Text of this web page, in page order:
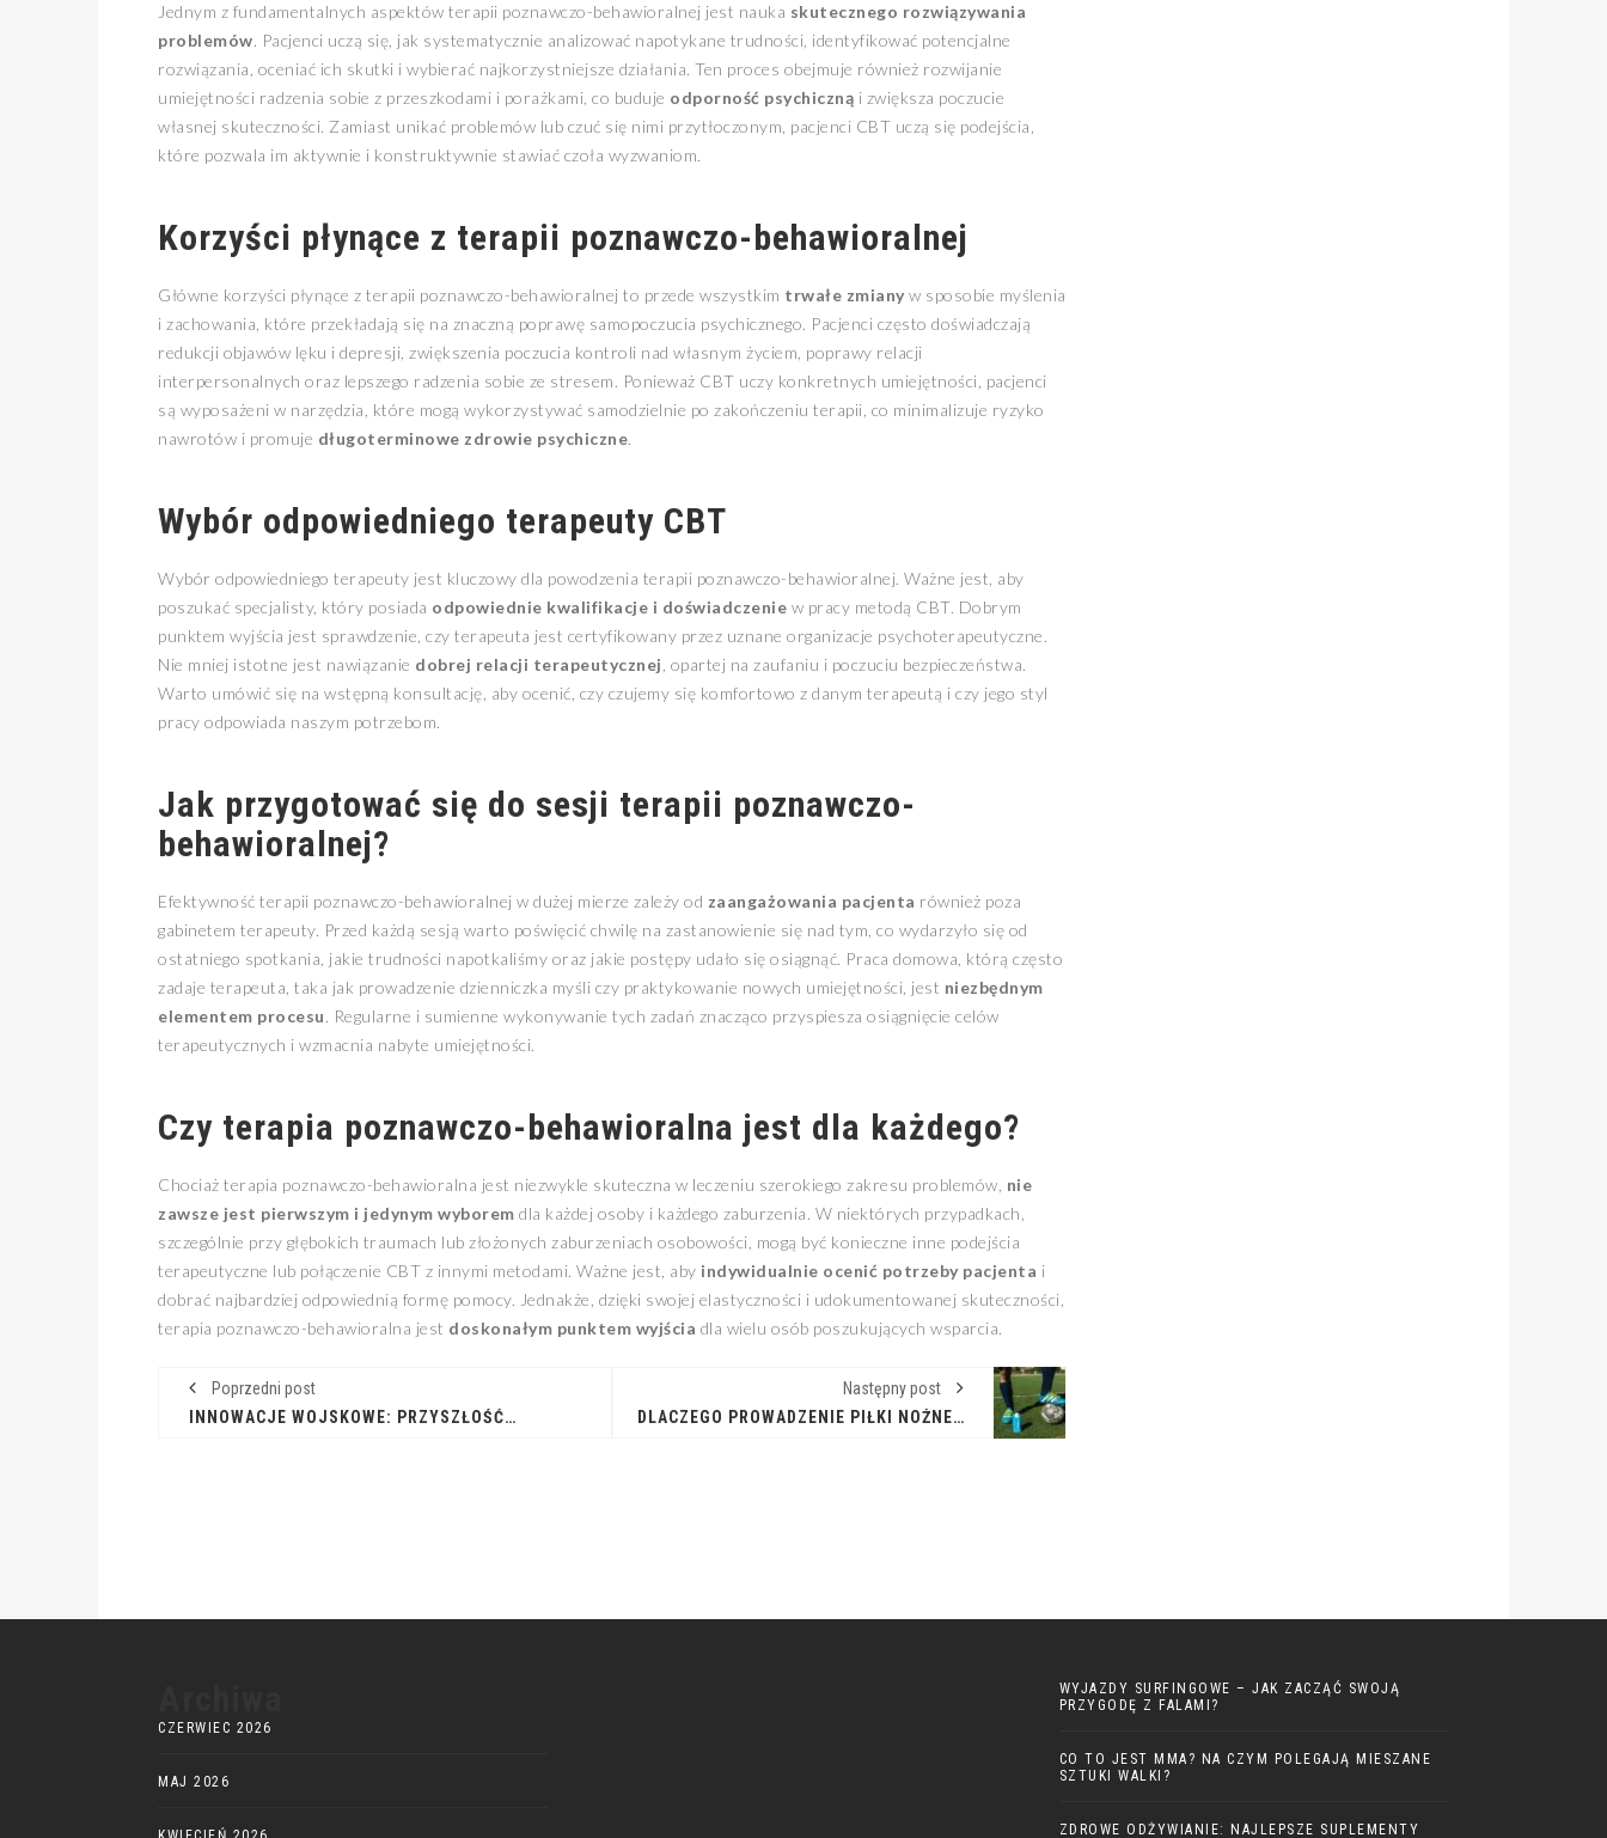
Jednym z fundamentalnych aspektów terapii poznawczo-behawioralnej jest nauka skutecznego rozwiązywania
problemów. Pacjenci uczą się, jak systematycznie analizować napotykane trudności, identyfikować potencjalne
rozwiązania, oceniać ich skutki i wybierać najkorzystniejsze działania. Ten proces obejmuje również rozwijanie
umiejętności radzenia sobie z przeszkodami i porażkami, co buduje odporność psychiczną i zwiększa poczucie
własnej skuteczności. Zamiast unikać problemów lub czuć się nimi przytłoczonym, pacjenci CBT uczą się podejścia,
które pozwala im aktywnie i konstruktywnie stawiać czoła wyzwaniom.
Korzyści płynące z terapii poznawczo-behawioralnej
Główne korzyści płynące z terapii poznawczo-behawioralnej to przede wszystkim trwałe zmiany w sposobie myślenia
i zachowania, które przekładają się na znaczną poprawę samopoczucia psychicznego. Pacjenci często doświadczają
redukcji objawów lęku i depresji, zwiększenia poczucia kontroli nad własnym życiem, poprawy relacji
interpersonalnych oraz lepszego radzenia sobie ze stresem. Ponieważ CBT uczy konkretnych umiejętności, pacjenci
są wyposażeni w narzędzia, które mogą wykorzystywać samodzielnie po zakończeniu terapii, co minimalizuje ryzyko
nawrotów i promuje długoterminowe zdrowie psychiczne.
Wybór odpowiedniego terapeuty CBT
Wybór odpowiedniego terapeuty jest kluczowy dla powodzenia terapii poznawczo-behawioralnej. Ważne jest, aby
poszukać specjalisty, który posiada odpowiednie kwalifikacje i doświadczenie w pracy metodą CBT. Dobrym
punktem wyjścia jest sprawdzenie, czy terapeuta jest certyfikowany przez uznane organizacje psychoterapeutyczne.
Nie mniej istotne jest nawiązanie dobrej relacji terapeutycznej , opartej na zaufaniu i poczuciu bezpieczeństwa.
Warto umówić się na wstępną konsultację, aby ocenić, czy czujemy się komfortowo z danym terapeutą i czy jego styl
pracy odpowiada naszym potrzebom.
Jak przygotować się do sesji terapii poznawczo-
behawioralnej?
Efektywność terapii poznawczo-behawioralnej w dużej mierze zależy od zaangażowania pacjenta również poza
gabinetem terapeuty. Przed każdą sesją warto poświęcić chwilę na zastanowienie się nad tym, co wydarzyło się od
ostatniego spotkania, jakie trudności napotkaliśmy oraz jakie postępy udało się osiągnąć. Praca domowa, którą często
zadaje terapeuta, taka jak prowadzenie dzienniczka myśli czy praktykowanie nowych umiejętności, jest niezbędnym
elementem procesu. Regularne i sumienne wykonywanie tych zadań znacząco przyspiesza osiągnięcie celów
terapeutycznych i wzmacnia nabyte umiejętności.
Czy terapia poznawczo-behawioralna jest dla każdego?
Chociaż terapia poznawczo-behawioralna jest niezwykle skuteczna w leczeniu szerokiego zakresu problemów, nie
zawsze jest pierwszym i jedynym wyborem dla każdej osoby i każdego zaburzenia. W niektórych przypadkach,
szczególnie przy głębokich traumach lub złożonych zaburzeniach osobowości, mogą być konieczne inne podejścia
terapeutyczne lub połączenie CBT z innymi metodami. Ważne jest, aby indywidualnie ocenić potrzeby pacjenta i
dobrać najbardziej odpowiednią formę pomocy. Jednakże, dzięki swojej elastyczności i udokumentowanej skuteczności,
terapia poznawczo-behawioralna jest doskonałym punktem wyjścia dla wielu osób poszukujących wsparcia.
Poprzedni post
INNOWACJE WOJSKOWE: PRZYSZŁOŚĆ POLA WALKI
Następny post
DLACZEGO PROWADZENIE PIŁKI NOŻNEJ W TEMPIE JEST SKUTECZNIEJSZE NIŻ EFEKTOWNE ZWODY?
CZERWIEC 2026
MAJ 2026
WYJAZDY SURFINGOWE – JAK ZACZĄĆ SWOJĄ
PRZYGODĘ Z FALAMI?
CO TO JEST MMA? NA CZYM POLEGAJĄ MIESZANE
SZTUKI WALKI?
ZDROWE ODŻYWIANIE: NAJLEPSZE SUPLEMENTY